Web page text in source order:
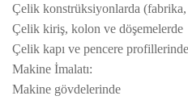
Çelik konstrüksiyonlarda
Çelik kiriş, kolon ve döşemelerde
Çelik kapı ve pencere profillerinde
Makine İmalatı:
Makine gövdelerinde